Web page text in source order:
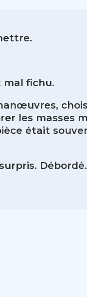
mal fichu.
les masses
était